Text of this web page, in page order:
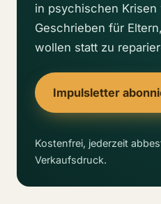
in psychischen Krisen
Geschrieben für
wollen statt zu
Impulsletter
Kostenfrei, jederzeit
Verkaufsdruck.